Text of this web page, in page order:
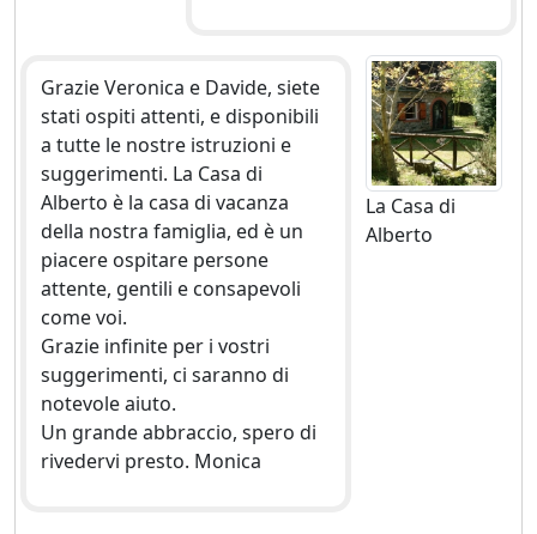
Grazie Veronica e Davide, siete
stati ospiti attenti, e disponibili
a tutte le nostre istruzioni e
suggerimenti. La Casa di
Alberto è la casa di vacanza
della nostra famiglia, ed è un
piacere ospitare persone
attente, gentili e consapevoli
come voi.
Grazie infinite per i vostri
suggerimenti, ci saranno di
notevole aiuto.
Un grande abbraccio, spero di
rivedervi presto. Monica
La Casa di
Alberto